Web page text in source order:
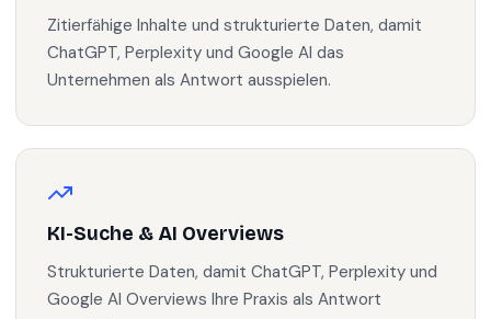
Zitierfähige Inhalte und strukturierte Daten, damit
ChatGPT, Perplexity und Google AI das
Unternehmen als Antwort ausspielen.
KI-Suche & AI Overviews
Strukturierte Daten, damit ChatGPT, Perplexity und
Google AI Overviews Ihre Praxis als Antwort